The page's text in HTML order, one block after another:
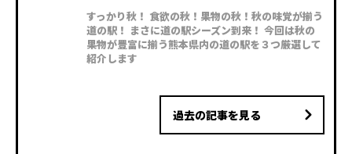
すっかり秋！ 食欲の秋！果物の秋！秋の味覚が揃う
道の駅！ まさに道の駅シーズン到来！ 今回は秋の
果物が豊富に揃う熊本県内の道の駅を３つ厳選して
紹介します
過去の記事を見る